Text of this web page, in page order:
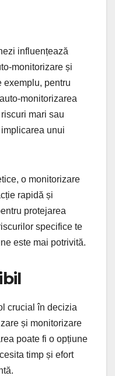
influențează
monitorizare și
exemplu, pentru
monitorizarea
mari sau
unui
o monitorizare
rapidă și
protejarea
specifice te
este mai potrivită.
crucial în decizia
și monitorizare
poate fi o opțiune
timp și efort